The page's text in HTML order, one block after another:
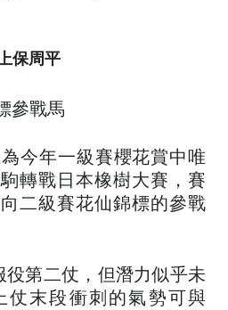
上保周平
參戰馬
今年一級賽櫻花賞中唯
轉戰日本橡樹大賽，賽
二級賽花仙錦標的參戰
役第二仗，但潛力似乎未
仗末段衝刺的氣勢可與